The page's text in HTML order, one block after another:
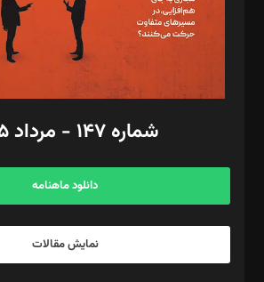
فیلمبرداری و عکاسی: امیر شفیعی، مانی لطفی زاده
گرافیک و صفحه‌آرایی: سید‌سبحان‌علی ثابت
مد‌یر توسعه تجاری: کامبیز برید‌
امور مالی: شاپور رهبری، محمد‌ کاظمی‌نیا
آگهی و مشترکین: ۰۹۱۹۹۹۹۰۴۵۴
شماره ۱۴۷ - مرداد ۱۴۰۵
دانلود ماهنامه
نمایش مقالات